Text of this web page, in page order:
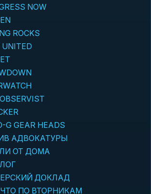
NOW
ROCKS
UNITED
G GEAR HEADS
АДВОКАТУРЫ
ОТ ДОМА
ДОКЛАД
ПО ВТОРНИКАМ